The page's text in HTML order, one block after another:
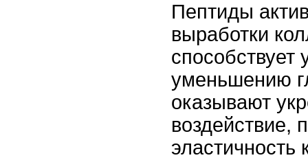
Пептиды
выработки
способствует
уменьшению
оказывают
воздействие,
эластичность